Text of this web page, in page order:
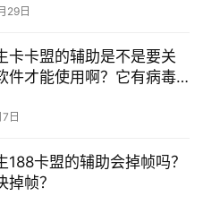
29日
卡卡盟的辅助是不是要关
件才能使用啊？它有病毒
日
188卡盟的辅助会掉帧吗？
掉帧？